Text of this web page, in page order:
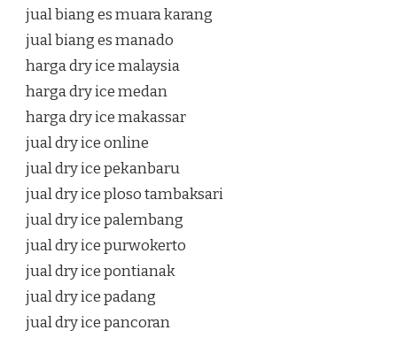
jual biang es muara karang
jual biang es manado
harga dry ice malaysia
harga dry ice medan
harga dry ice makassar
jual dry ice online
jual dry ice pekanbaru
jual dry ice ploso tambaksari
jual dry ice palembang
jual dry ice purwokerto
jual dry ice pontianak
jual dry ice padang
jual dry ice pancoran